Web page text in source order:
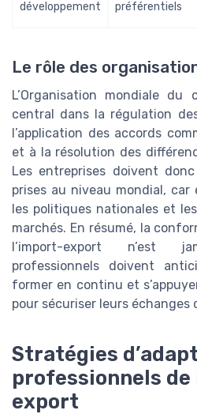
développement préférentiels
Le rôle des
L’Organisation mondiale
central dans la régulation
l’application des accords
et à la résolution des
Les entreprises doivent
prises au niveau mondial,
les politiques nationales et
marchés. En résumé, la
l’import-export n’est
professionnels doivent
former en continu et
pour sécuriser leurs échanges
Stratégies
professionnels de
export